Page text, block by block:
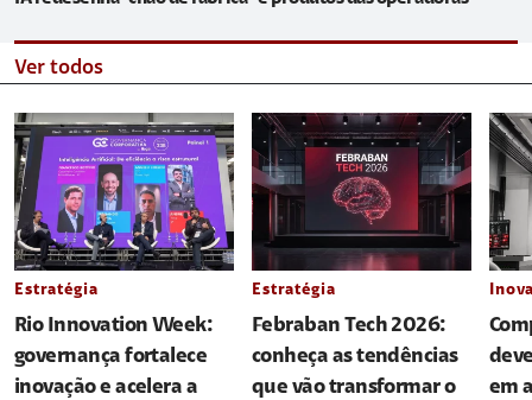
Ver todos
Estratégia
Rio Innovation Week:
governança fortalece
inovação e acelera a
Estratégia
Febraban Tech 2026:
conheça as tendências
que vão transformar o
em